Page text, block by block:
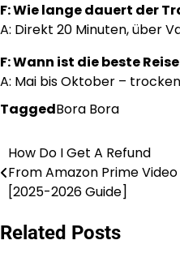
F: Wie lange dauert der
A: Direkt 20 Minuten, über
F: Wann ist die beste
A: Mai bis Oktober –
TaggedBora Bora
Post
navigation
How Do I Get A Refund
From Amazon Prime Video
[2025-2026 Guide]
Related Posts